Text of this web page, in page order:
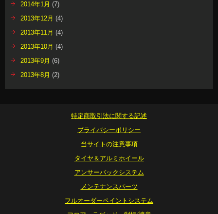
2014年1月 (7)
2013年12月 (4)
2013年11月 (4)
2013年10月 (4)
2013年9月 (6)
2013年8月 (2)
特定商取引法に関する記述
プライバシーポリシー
当サイトの注意事項
タイヤ＆アルミホイール
アンサーバックシステム
メンテナンスパーツ
フルオーダーペイントシステム